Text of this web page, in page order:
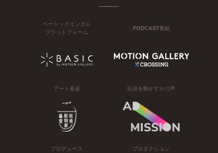
ベーシックインカム
プラットフォーム
PODCAST番組
アート基金 社会を動かすかけ声
プロデュース プロダクション